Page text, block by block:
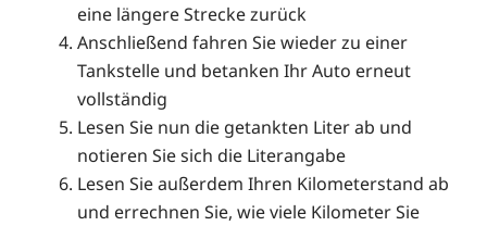
eine längere Strecke zurück
Anschließend fahren Sie wieder zu einer
Tankstelle und betanken Ihr Auto erneut
vollständig
Lesen Sie nun die getankten Liter ab und
notieren Sie sich die Literangabe
Lesen Sie außerdem Ihren Kilometerstand ab
und errechnen Sie, wie viele Kilometer Sie